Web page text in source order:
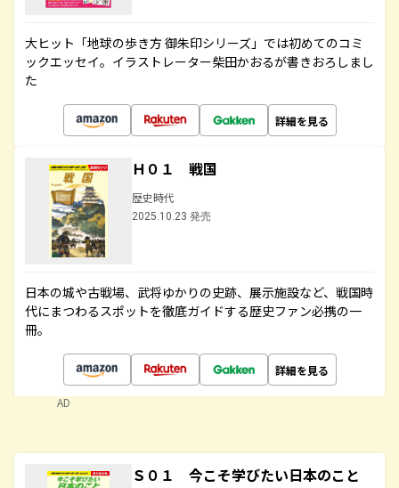
大ヒット「地球の歩き方 御朱印シリーズ」では初めてのコミ
ックエッセイ。イラストレーター柴田かおるが書きおろしまし
た
詳細を見る
Ｈ０１ 戦国
歴史時代
2025.10.23 発売
日本の城や古戦場、武将ゆかりの史跡、展示施設など、戦国時
代にまつわるスポットを徹底ガイドする歴史ファン必携の一
冊。
詳細を見る
AD
Ｓ０１ 今こそ学びたい日本のこと